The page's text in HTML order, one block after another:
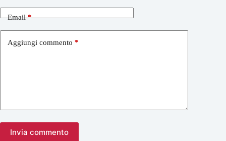
Email*
Aggiungi commento *
Invia commento